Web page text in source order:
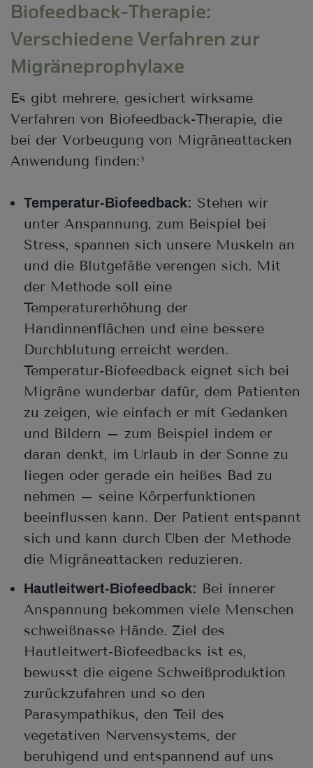
Biofeedback-Therapie:
Verschiedene Verfahren zur
Migräneprophylaxe
Es gibt mehrere, gesichert wirksame
Verfahren von Biofeedback-Therapie, die
bei der Vorbeugung von Migräneattacken
Anwendung finden: 3
Temperatur-Biofeedback: Stehen wir
unter Anspannung, zum Beispiel bei
Stress, spannen sich unsere Muskeln an
und die Blutgefäße verengen sich. Mit
der Methode soll eine
Temperaturerhöhung der
Handinnenflächen und eine bessere
Durchblutung erreicht werden.
Temperatur-Biofeedback eignet sich bei
Migräne wunderbar dafür, dem Patienten
zu zeigen, wie einfach er mit Gedanken
und Bildern – zum Beispiel indem er
daran denkt, im Urlaub in der Sonne zu
liegen oder gerade ein heißes Bad zu
nehmen – seine Körperfunktionen
beeinflussen kann. Der Patient entspannt
sich und kann durch Üben der Methode
die Migräneattacken reduzieren.
Hautleitwert-Biofeedback: Bei innerer
Anspannung bekommen viele Menschen
schweißnasse Hände. Ziel des
Hautleitwert-Biofeedbacks ist es,
bewusst die eigene Schweißproduktion
zurückzufahren und so den
Parasympathikus, den Teil des
vegetativen Nervensystems, der
beruhigend und entspannend auf uns